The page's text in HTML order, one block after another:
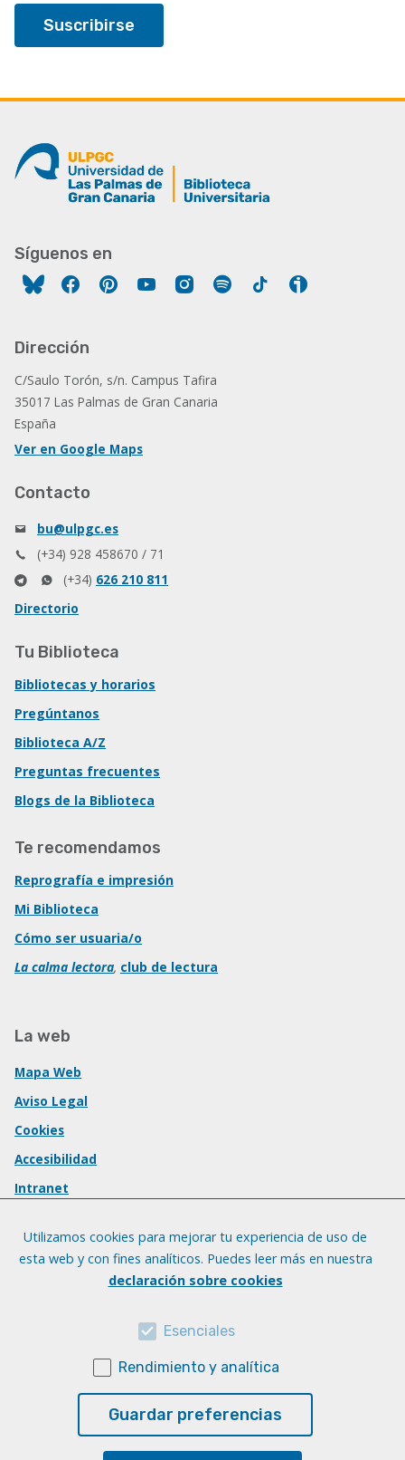
Síguenos en
FacebookPinterestYouTubeInstagram
Spotify Tiktok
Dirección
C/Saulo Torón, s/n. Campus Tafira
35017 Las Palmas de Gran Canaria
España
Ver en Google Maps
Contacto
bu@ulpgc.es
(+34) 928 458670 / 71
(+34) 626 210 811
Directorio
Tu Biblioteca
Bibliotecas y horarios
Pregúntanos
Biblioteca A/Z
Preguntas frecuentes
Blogs de la Biblioteca
Te recomendamos
Reprografía e impresión
Mi Biblioteca
Cómo ser usuaria/o
La calma lectora, club de lectura
La web
Mapa Web
Aviso Legal
Cookies
Accesibilidad
Intranet
Utilizamos cookies para mejorar tu experiencia de uso de
esta web y con fines analíticos. Puedes leer más en nuestra
declaración sobre cookies
Esenciales
Rendimiento y analítica
Guardar preferencias